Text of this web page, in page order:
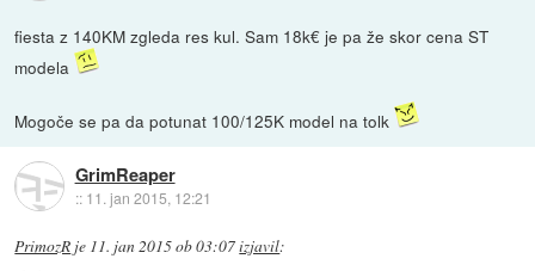
fiesta z 140KM zgleda res kul. Sam 18k€ je pa že skor cena ST
modela
Mogoče se pa da potunat 100/125K model na tolk
GrimReaper
:: 11. jan 2015, 12:21
PrimozR je 11. jan 2015 ob 03:07izjavil: